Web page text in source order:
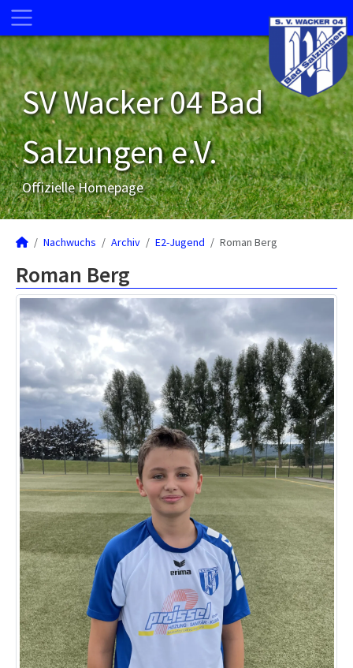
SV Wacker 04 Bad
Salzungen e.V.
Offizielle Homepage
Nachwuchs Archiv E2-Jugend Roman Berg
Roman Berg